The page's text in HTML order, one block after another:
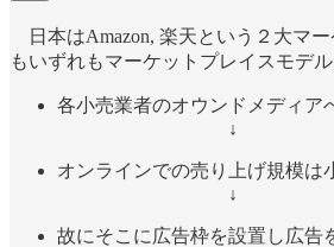
日本はAmazon, 楽天という２大マ
もいずれもマーケットプレイスモデ
各小売業者のオウンドメディア
↓
オンラインでの売り上げ規模は
↓
故にそこに広告枠を設置し広告